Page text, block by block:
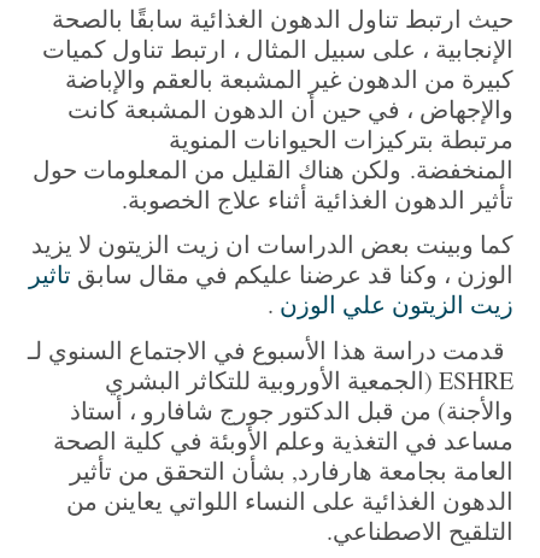
حيث ارتبط تناول الدهون الغذائية سابقًا بالصحة
الإنجابية ، على سبيل المثال ، ارتبط تناول كميات
كبيرة من الدهون غير المشبعة بالعقم والإباضة
والإجهاض ، في حين أن الدهون المشبعة كانت
مرتبطة بتركيزات الحيوانات المنوية
المنخفضة. ولكن هناك القليل من المعلومات حول
تأثير الدهون الغذائية أثناء علاج الخصوبة.
كما وبينت بعض الدراسات ان زيت الزيتون لا يزيد
الوزن ، وكنا قد عرضنا عليكم في مقال سابق تاثير
زيت الزيتون علي الوزن .
قدمت دراسة هذا الأسبوع في الاجتماع السنوي لـ
ESHRE (الجمعية الأوروبية للتكاثر البشري
والأجنة) من قبل الدكتور جورج شافارو ، أستاذ
مساعد في التغذية وعلم الأوبئة في كلية الصحة
العامة بجامعة هارفارد, بشأن التحقق من تأثير
الدهون الغذائية على النساء اللواتي يعاينن من
التلقيح الاصطناعي.